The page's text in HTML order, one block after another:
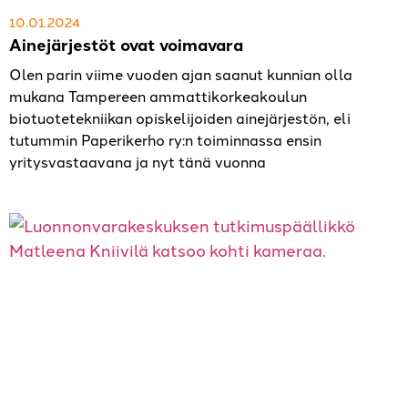
Ainejärjestöt ovat voimavara
10.01.2024
Olen parin viime vuoden ajan saanut kunnian olla
mukana Tampereen ammattikorkeakoulun
biotuotetekniikan opiskelijoiden ainejärjestön, eli
tutummin Paperikerho ry:n toiminnassa ensin
yritysvastaavana ja nyt tänä vuonna